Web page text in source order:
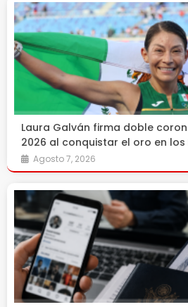
Laura Galván firma doble
2026 al conquistar el oro en los
Agosto 7, 2026